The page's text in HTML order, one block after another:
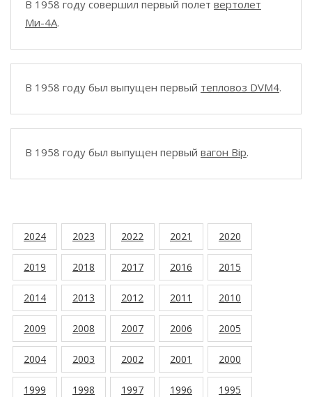
В 1958 году совершил первый полет вертолет
Ми-4А.
В 1958 году был выпущен первый тепловоз DVM4.
В 1958 году был выпущен первый вагон Bip.
2024 2023 2022 2021 2020
2019 2018 2017 2016 2015
2014 2013 2012 2011 2010
2009 2008 2007 2006 2005
2004 2003 2002 2001 2000
1999 1998 1997 1996 1995